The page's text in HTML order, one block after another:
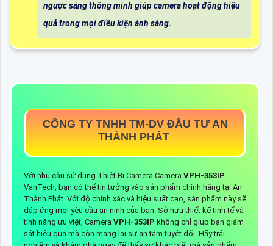
ngược sáng thông minh giúp camera hoạt động hiệu
quả trong mọi điều kiện ánh sáng.
CÔNG TY TNHH TM-DV ĐẦU TƯ AN
THÀNH PHÁT
Với nhu cầu sử dụng Thiết Bị Camera Camera VPH-353IP
VanTech, bạn có thể tin tưởng vào sản phẩm chính hãng tại An
Thành Phát. Với độ chính xác và hiệu suất cao, sản phẩm này sẽ
đáp ứng mọi yêu cầu an ninh của bạn. Sở hữu thiết kế tinh tế và
tính năng ưu việt, Camera VPH-353IP không chỉ giúp bạn giám
sát hiệu quả mà còn mang lại sự an tâm tuyệt đối. Hãy trải